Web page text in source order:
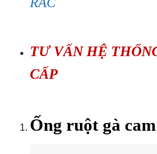
TƯ VẤN HỆ
CẤP
Ống ruột gà